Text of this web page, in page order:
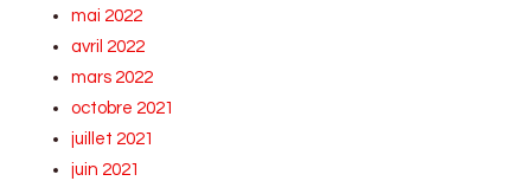
mai 2022
avril 2022
mars 2022
octobre 2021
juillet 2021
juin 2021